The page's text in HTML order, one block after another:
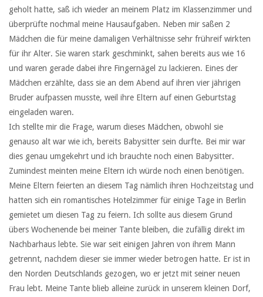
geholt hatte, saß ich wieder an meinem Platz im Klassenzimmer und
überprüfte nochmal meine Hausaufgaben. Neben mir saßen 2
Mädchen die für meine damaligen Verhältnisse sehr frühreif wirkten
für ihr Alter. Sie waren stark geschminkt, sahen bereits aus wie 16
und waren gerade dabei ihre Fingernägel zu lackieren. Eines der
Mädchen erzählte, dass sie an dem Abend auf ihren vier jährigen
Bruder aufpassen musste, weil ihre Eltern auf einen Geburtstag
eingeladen waren.
Ich stellte mir die Frage, warum dieses Mädchen, obwohl sie
genauso alt war wie ich, bereits Babysitter sein durfte. Bei mir war
dies genau umgekehrt und ich brauchte noch einen Babysitter.
Zumindest meinten meine Eltern ich würde noch einen benötigen.
Meine Eltern feierten an diesem Tag nämlich ihren Hochzeitstag und
hatten sich ein romantisches Hotelzimmer für einige Tage in Berlin
gemietet um diesen Tag zu feiern. Ich sollte aus diesem Grund
übers Wochenende bei meiner Tante bleiben, die zufällig direkt im
Nachbarhaus lebte. Sie war seit einigen Jahren von ihrem Mann
getrennt, nachdem dieser sie immer wieder betrogen hatte. Er ist in
den Norden Deutschlands gezogen, wo er jetzt mit seiner neuen
Frau lebt. Meine Tante blieb alleine zurück in unserem kleinen Dorf,